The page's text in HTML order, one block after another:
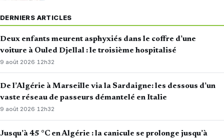
DERNIERS ARTICLES
Deux enfants meurent asphyxiés dans le coffre d’une
voiture à Ouled Djellal : le troisième hospitalisé
9 août 2026· 12h32
De l’Algérie à Marseille via la Sardaigne: les dessous d’un
vaste réseau de passeurs démantelé en Italie
9 août 2026·12h32
Jusqu’à 45 °C en Algérie : la canicule se prolonge jusqu’à